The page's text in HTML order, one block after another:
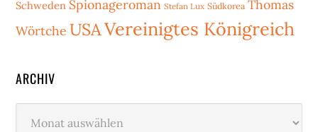
Schweden Spionageroman Stefan Lux Südkorea Thomas
Wörtche USAVereinigtes Königreich
ARCHIV